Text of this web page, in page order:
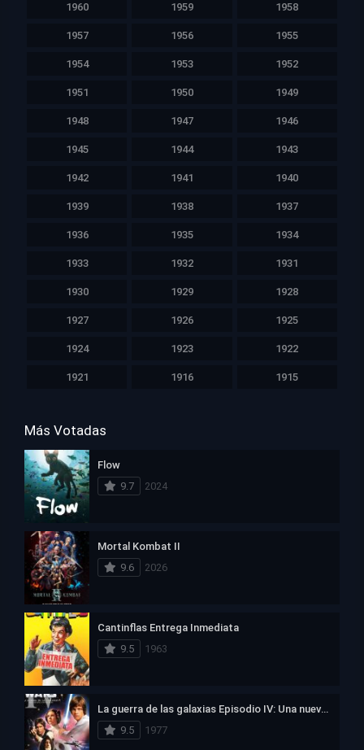
1960 1959 1958
1957 1956 1955
1954 1953 1952
1951 1950 1949
1948 1947 1946
1945 1944 1943
1942 1941 1940
1939 1938 1937
1936 1935 1934
1933 1932 1931
1930 1929 1928
1927 1926 1925
1924 1923 1922
1921 1916 1915
Más Votadas
Flow
9.7
2024
Mortal Kombat II
9.6
2026
Cantinflas Entrega Inmediata
9.5
1963
La guerra de las galaxias Episodio IV: Una nueva esperanza
9.5
1977